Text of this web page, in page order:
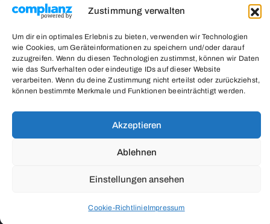
Zustimmung verwalten
Um dir ein optimales Erlebnis zu bieten, verwenden wir Technologien
wie Cookies, um Geräteinformationen zu speichern und/oder darauf
zuzugreifen. Wenn du diesen Technologien zustimmst, können wir Daten
wie das Surfverhalten oder eindeutige IDs auf dieser Website
verarbeiten. Wenn du deine Zustimmung nicht erteilst oder zurückziehst,
können bestimmte Merkmale und Funktionen beeinträchtigt werden.
Akzeptieren
Ablehnen
Einstellungen ansehen
Cookie-RichtlinieImpressum
32code10 gUG in Gründung
85586 Poing
respect-vs-stigma.org
0162/7553520